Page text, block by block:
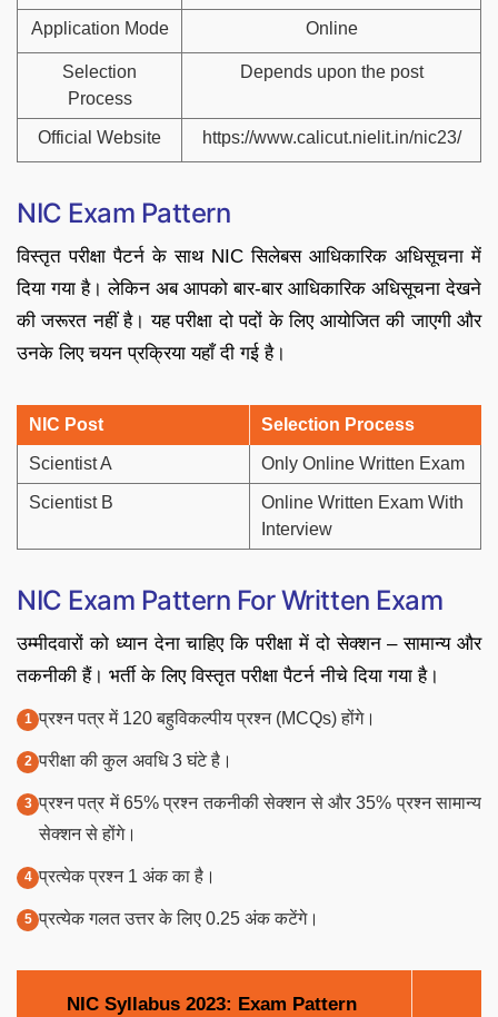
Application Mode Online
Selection
Process
Depends upon the post
Official Website https://www.calicut.nielit.in/nic23/
NIC Exam Pattern
विस्तृत परीक्षा पैटर्न के साथ NIC सिलेबस आधिकारिक अधिसूचना में
दिया गया है। लेकिन अब आपको बार-बार आधिकारिक अधिसूचना देखने
की जरूरत नहीं है। यह परीक्षा दो पदों के लिए आयोजित की जाएगी और
उनके लिए चयन प्रक्रिया यहाँ दी गई है।
NIC Post Selection Process
Scientist A Only Online Written Exam
Scientist B
Online Written Exam With
Interview
NIC Exam Pattern For Written Exam
उम्मीदवारों को ध्यान देना चाहिए कि परीक्षा में दो सेक्शन – सामान्य और
तकनीकी हैं। भर्ती के लिए विस्तृत परीक्षा पैटर्न नीचे दिया गया है।
प्रश्न पत्र में 120 बहुविकल्पीय प्रश्न (MCQs) होंगे।
परीक्षा की कुल अवधि 3 घंटे है।
प्रश्न पत्र में 65% प्रश्न तकनीकी सेक्शन से और 35% प्रश्न सामान्य
सेक्शन से होंगे।
प्रत्येक प्रश्न 1 अंक का है।
प्रत्येक गलत उत्तर के लिए 0.25 अंक कटेंगे।
NIC Syllabus 2023: Exam Pattern